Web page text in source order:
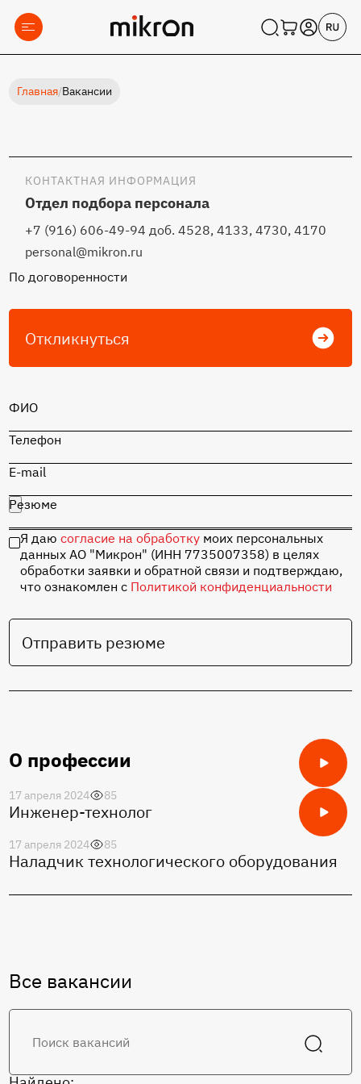
Главная/Вакансии
КОНТАКТНАЯ ИНФОРМАЦИЯ
Отдел подбора персонала
+7 (916) 606-49-94 доб. 4528, 4133, 4730, 4170
personal@mikron.ru
По договоренности
Откликнуться
ФИО
Телефон
E-mail
Резюме
Я даюсогласие на обработку моих персональных
данных АО "Микрон" (ИНН 7735007358) в целях
обработки заявки и обратной связи и подтверждаю,
что ознакомлен с Политикой конфиденциальности
Отправить резюме
О профессии
17 апреля 2024 85
Инженер-технолог
17 апреля 2024 85
Наладчик технологического оборудования
Все вакансии